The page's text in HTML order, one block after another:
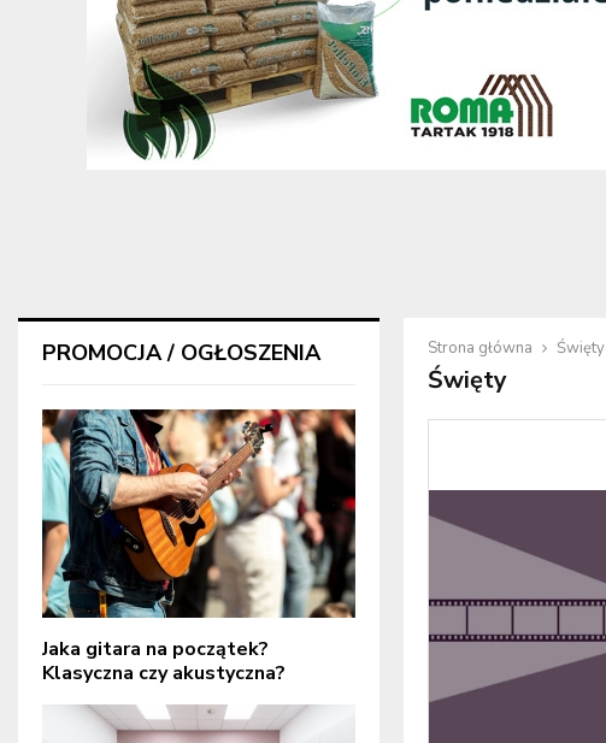
Strona główna Święty
Święty
PROMOCJA / OGŁOSZENIA
Jaka gitara na początek?
Klasyczna czy akustyczna?